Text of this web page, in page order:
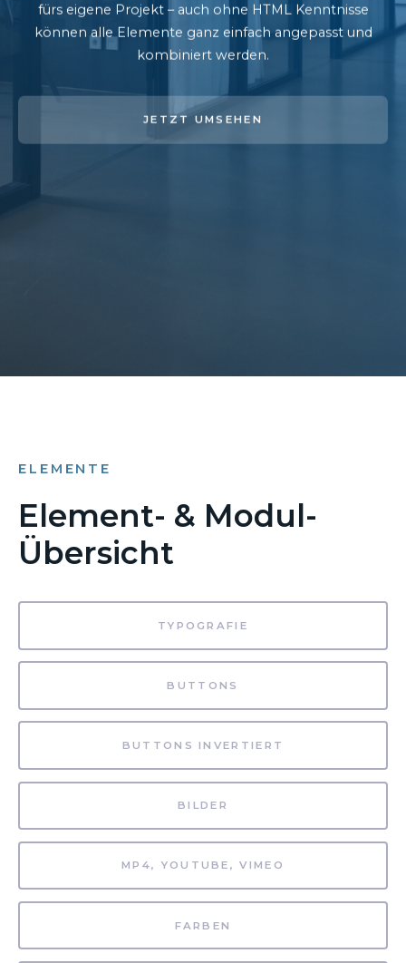
fürs eigene Projekt – auch ohne HTML Kenntnisse
können alle Elemente ganz einfach angepasst und
kombiniert werden.
JETZT UMSEHEN
ELEMENTE
Element- & Modul-
Übersicht
TYPOGRAFIE
BUTTONS
BUTTONS INVERTIERT
BILDER
MP4, YOUTUBE, VIMEO
FARBEN